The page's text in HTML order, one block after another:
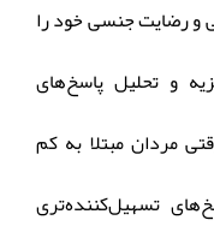
و رضایت جنسی خود را
و تحلیل پاسخ‌های
مردان مبتلا به کم
تسهیل‌کننده‌تری